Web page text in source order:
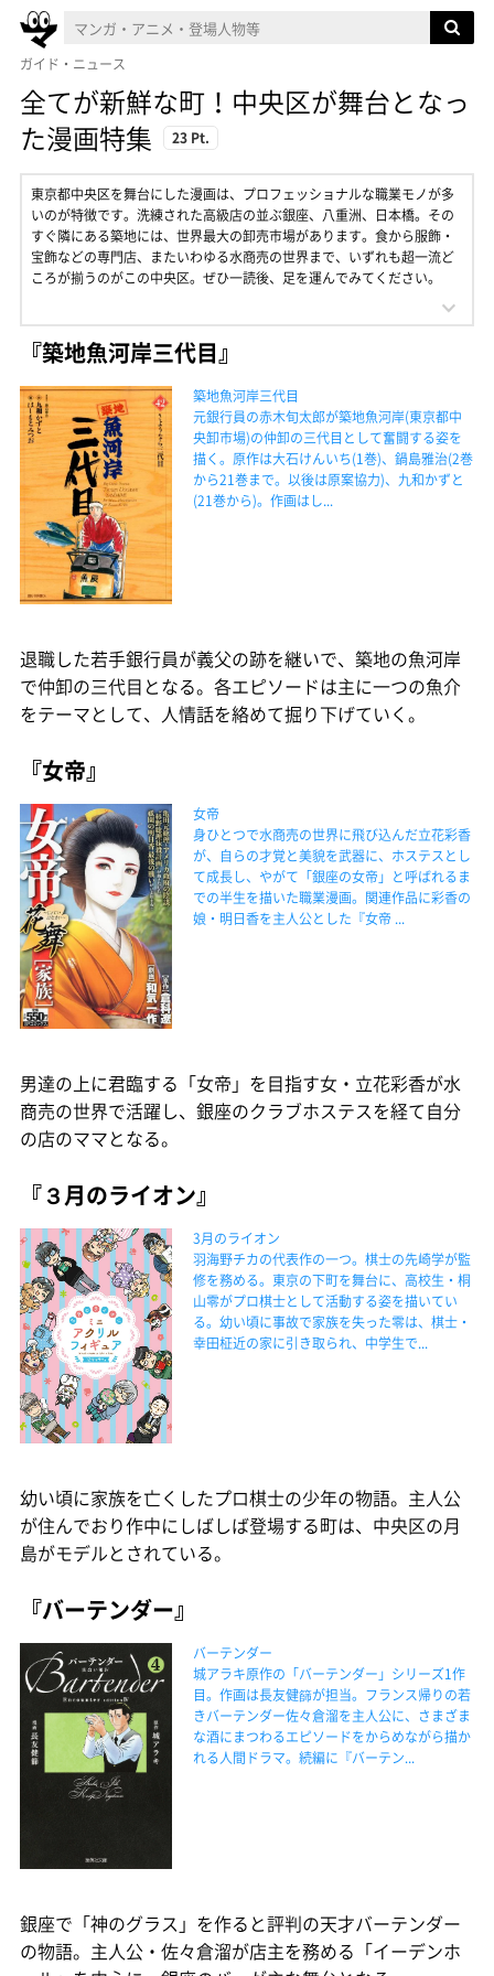
ガイド・ニュース
全てが新鮮な町！中央区が舞台となっ
た漫画特集
23 Pt.
東京都中央区を舞台にした漫画は、プロフェッショナルな職業モノが多
いのが特徴です。洗練された高級店の並ぶ銀座、八重洲、日本橋。その
すぐ隣にある築地には、世界最大の卸売市場があります。食から服飾・
宝飾などの専門店、またいわゆる水商売の世界まで、いずれも超一流ど
ころが揃うのがこの中央区。ぜひ一読後、足を運んでみてください。
『築地魚河岸三代目』
築地魚河岸三代目
元銀行員の赤木旬太郎が築地魚河岸(東京都中
央卸市場)の仲卸の三代目として奮闘する姿を
描く。原作は大石けんいち(1巻)、鍋島雅治(2巻
から21巻まで。以後は原案協力)、九和かずと
(21巻から)。作画はし...
退職した若手銀行員が義父の跡を継いで、築地の魚河岸
で仲卸の三代目となる。各エピソードは主に一つの魚介
をテーマとして、人情話を絡めて掘り下げていく。
『女帝』
女帝
身ひとつで水商売の世界に飛び込んだ立花彩香
が、自らの才覚と美貌を武器に、ホステスとし
て成長し、やがて「銀座の女帝」と呼ばれるま
での半生を描いた職業漫画。関連作品に彩香の
娘・明日香を主人公とした『女帝 ...
男達の上に君臨する「女帝」を目指す女・立花彩香が水
商売の世界で活躍し、銀座のクラブホステスを経て自分
の店のママとなる。
『３月のライオン』
3月のライオン
羽海野チカの代表作の一つ。棋士の先崎学が監
修を務める。東京の下町を舞台に、高校生・桐
山零がプロ棋士として活動する姿を描いてい
る。幼い頃に事故で家族を失った零は、棋士・
幸田柾近の家に引き取られ、中学生で...
幼い頃に家族を亡くしたプロ棋士の少年の物語。主人公
が住んでおり作中にしばしば登場する町は、中央区の月
島がモデルとされている。
『バーテンダー』
バーテンダー
城アラキ原作の「バーテンダー」シリーズ1作
目。作画は長友健篩が担当。フランス帰りの若
きバーテンダー佐々倉溜を主人公に、さまざま
な酒にまつわるエピソードをからめながら描か
れる人間ドラマ。続編に『バーテン...
銀座で「神のグラス」を作ると評判の天才バーテンダー
の物語。主人公・佐々倉溜が店主を務める「イーデンホ